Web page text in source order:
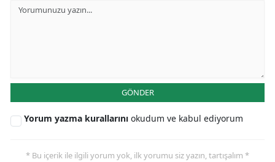
GÖNDER
Yorum yazma kurallarını okudum ve kabul ediyorum
* Bu içerik ile ilgili yorum yok, ilk yorumu siz yazın, tartışalım *